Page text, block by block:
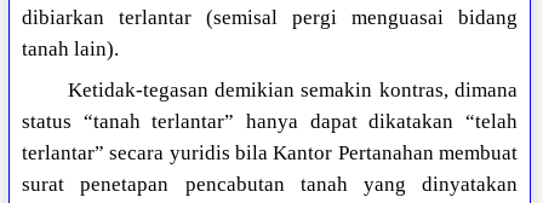
dibiarkan terlantar (semisal pergi menguasai bidang
tanah lain).
Ketidak-tegasan demikian semakin kontras, dimana
status “tanah terlantar” hanya dapat dikatakan “telah
terlantar” secara yuridis bila Kantor Pertanahan membuat
surat penetapan pencabutan tanah yang dinyatakan